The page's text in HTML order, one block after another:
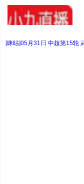
[咪咕]05月31日 中超第15轮